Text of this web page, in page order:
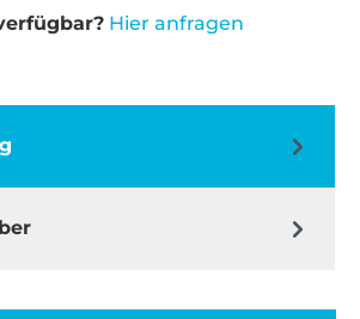
Hier anfragen